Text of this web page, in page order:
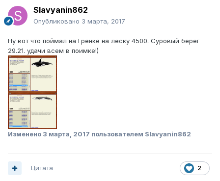
Slavyanin862
Опубликовано 3 марта, 2017
Ну вот что поймал на Гренке на леску 4500. Суровый берег
29.21. удачи всем в поимке!)
Изменено 3 марта, 2017 пользователем Slavyanin862
2
Цитата